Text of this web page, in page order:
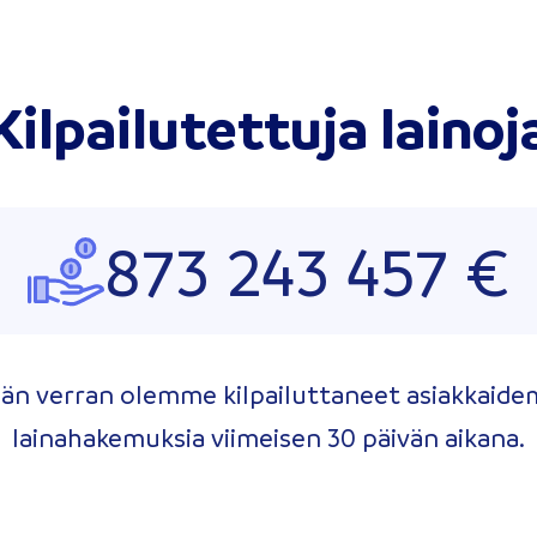
873 243 457 €
verran olemme kilpailuttaneet
lainahakemuksia viimeisen 30 päivän aikana.